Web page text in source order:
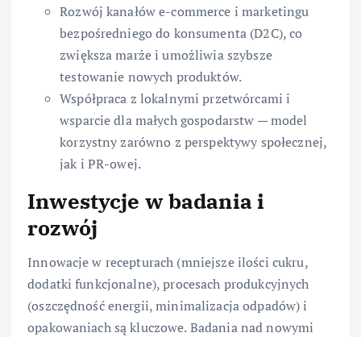
Rozwój kanałów e-commerce i marketingu
bezpośredniego do konsumenta (D2C), co
zwiększa marże i umożliwia szybsze
testowanie nowych produktów.
Współpraca z lokalnymi przetwórcami i
wsparcie dla małych gospodarstw — model
korzystny zarówno z perspektywy społecznej,
jak i PR-owej.
Inwestycje w badania i
rozwój
Innowacje w recepturach (mniejsze ilości cukru,
dodatki funkcjonalne), procesach produkcyjnych
(oszczędność energii, minimalizacja odpadów) i
opakowaniach są kluczowe. Badania nad nowymi